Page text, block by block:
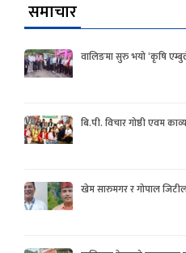
समाचार
वालिङमा सुरु भयो ‘कृषि
बि.पी. विचार गोष्ठी एवम
खेम सारुमगर र गोपाल